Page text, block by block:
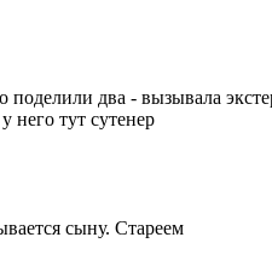
два - вызывала
него тут сутенер
сыну. Стареем